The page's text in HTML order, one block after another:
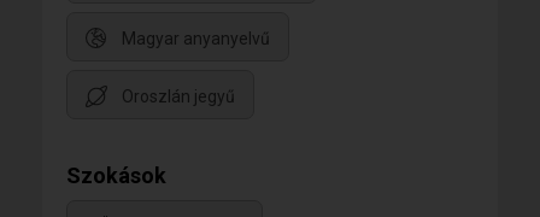
Magyar anyanyelvű
Oroszlán jegyű
Szokások